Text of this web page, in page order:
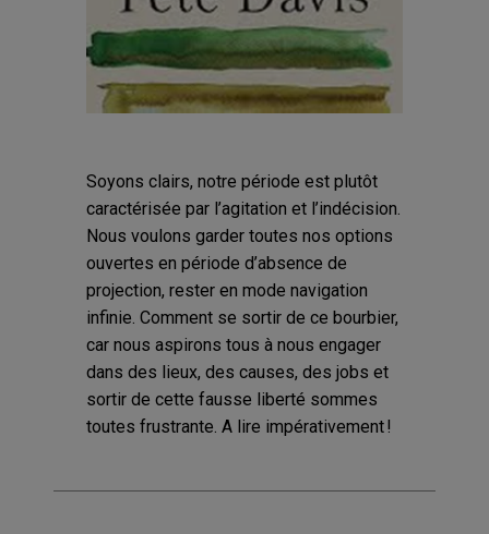
Soyons clairs, notre période est plutôt
caractérisée par l’agitation et l’indécision.
Nous voulons garder toutes nos options
ouvertes en période d’absence de
projection, rester en mode navigation
infinie. Comment se sortir de ce bourbier,
car nous aspirons tous à nous engager
dans des lieux, des causes, des jobs et
sortir de cette fausse liberté sommes
toutes frustrante. A lire impérativement !